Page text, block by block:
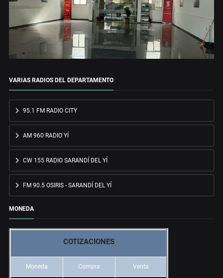
VARIAS RADIOS DEL DEPARTAMENTO
95.1 FM RADIO CITY
AM 960 RADIO YÍ
CW 155 RADIO SARANDÍ DEL YÍ
FM 90.5 OSIRIS - SARANDÍ DEL YÍ
MONEDA
COTIZACIONES
Moneda Compra Venta